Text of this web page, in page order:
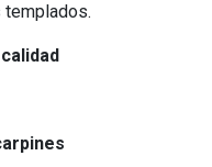
templados.